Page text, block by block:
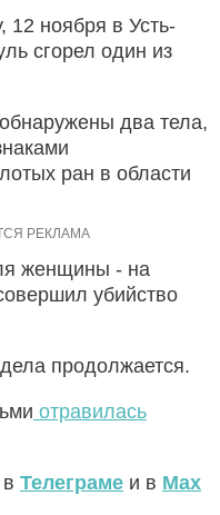
12 ноября в Усть-
сгорел один из
два тела,
ран в области
женщины - на
убийство
продолжается.
отравилась
Телеграме и в Max